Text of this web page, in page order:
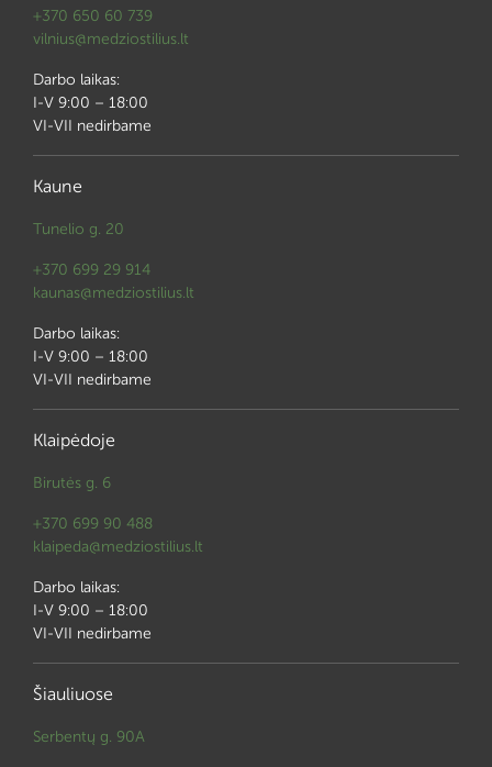
+370 650 60 739
vilnius@medziostilius.lt
Darbo laikas:
I-V 9:00 – 18:00
VI-VII nedirbame
Kaune
Tunelio g. 20
+370 699 29 914
kaunas@medziostilius.lt
Darbo laikas:
I-V 9:00 – 18:00
VI-VII nedirbame
Klaipėdoje
Birutės g. 6
+370 699 90 488
klaipeda@medziostilius.lt
Darbo laikas:
I-V 9:00 – 18:00
VI-VII nedirbame
Šiauliuose
Serbentų g. 90A